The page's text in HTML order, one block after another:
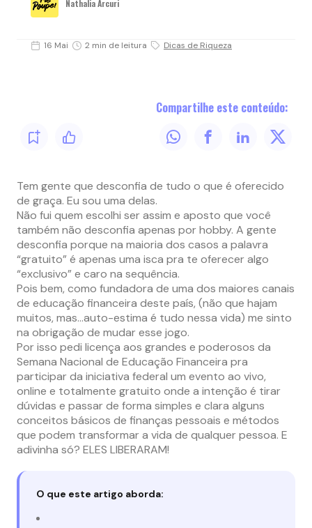
Nathalia Arcuri
16 Mai 2 min de leitura Dicas de Riqueza
Compartilhe este conteúdo:
Tem gente que desconfia de tudo o que é oferecido
de graça. Eu sou uma delas.
Não fui quem escolhi ser assim e aposto que você
também não desconfia apenas por hobby. A gente
desconfia porque na maioria dos casos a palavra
“gratuito” é apenas uma isca pra te oferecer algo
“exclusivo” e caro na sequência.
Pois bem, como fundadora de uma dos maiores canais
de educação financeira deste país, (não que hajam
muitos, mas…auto-estima é tudo nessa vida) me sinto
na obrigação de mudar esse jogo.
Por isso pedi licença aos grandes e poderosos da
Semana Nacional de Educação Financeira pra
participar da iniciativa federal um evento ao vivo,
online e totalmente gratuito onde a intenção é tirar
dúvidas e passar de forma simples e clara alguns
conceitos básicos de finanças pessoais e métodos
que podem transformar a vida de qualquer pessoa. E
adivinha só? ELES LIBERARAM!
O que este artigo aborda: